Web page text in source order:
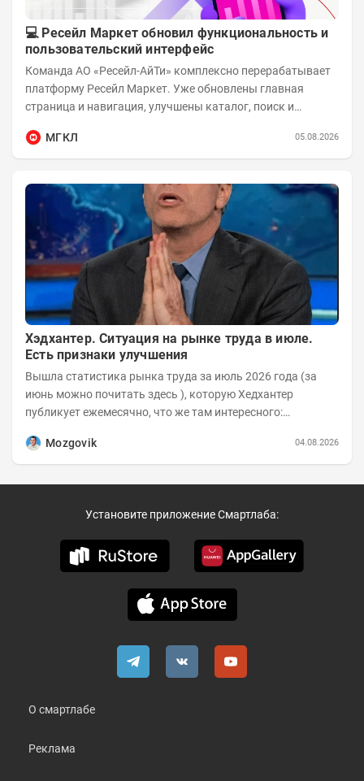
💻 Ресейл Маркет обновил функциональность и
пользовательский интерфейс
Команда АО «Ресейл-АйТи» комплексно перерабатывает
платформу Ресейл Маркет. Уже обновлены главная
страница и навигация, улучшены каталог, поиск и
МГКЛ
05.08.2026
Хэдхантер. Ситуация на рынке труда в июле.
Есть признаки улучшения
Вышла статистика рынка труда за июль 2026 года (за
июнь можно почитать здесь ), которую Хедхантер
публикует ежемесячно, что же там интересного:
Mozgovik
04.08.2026
Установите приложение Смартлаба:
О смартлабе
Реклама